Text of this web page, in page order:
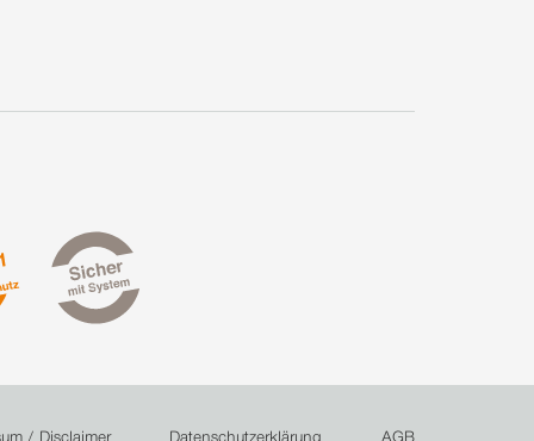
/ Disclaimer Datenschutzerklärung AGB